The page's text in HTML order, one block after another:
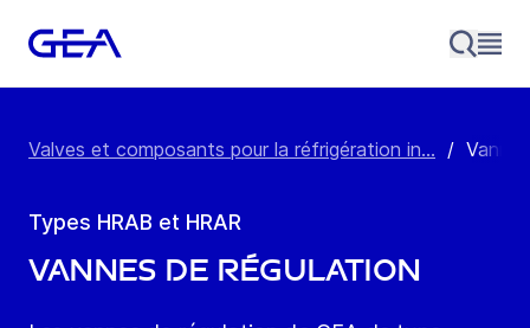
Valves et composants pour la réfrigération in... /
Types HRAB et HRAR
Vannes de régulation